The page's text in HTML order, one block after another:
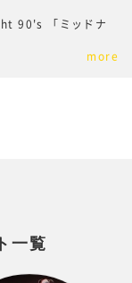
90's 「ミッドナ
more
一覧